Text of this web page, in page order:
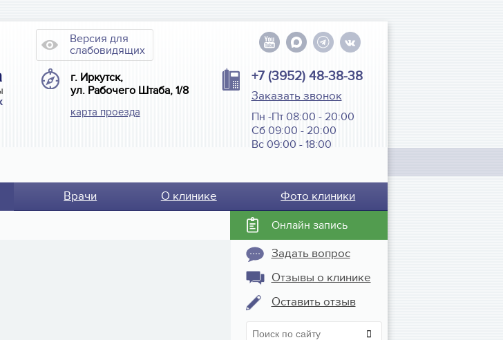
Версия для
слабовидящих
Заказать звонок
+7 (3952) 48-38-38
Пн -Пт 08:00 - 20:00
Сб 09:00 - 20:00
Вс 09:00 - 18:00
г. Иркутск,
ул. Рабочего Штаба, 1/8
карта проезда
Врачи О клинике Фото клиники
Онлайн запись
Задать вопрос
Отзывы о клинике
Оставить отзыв